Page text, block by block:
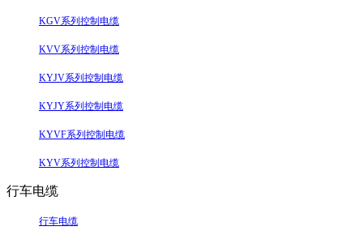
KGV系列控制电缆
KVV系列控制电缆
KYJV系列控制电缆
KYJY系列控制电缆
KYVF系列控制电缆
KYV系列控制电缆
行车电缆
行车电缆